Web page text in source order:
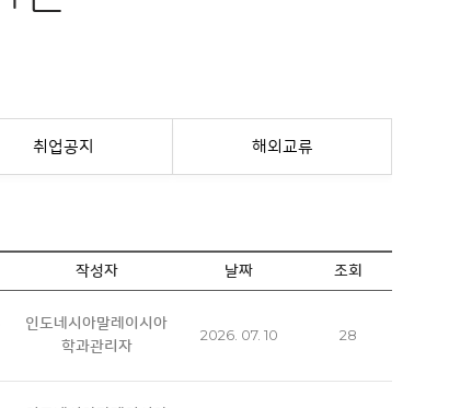
취업공지 해외교류
작성자 날짜 조회
인도네시아말레이시아
학과관리자
2026. 07. 10 28